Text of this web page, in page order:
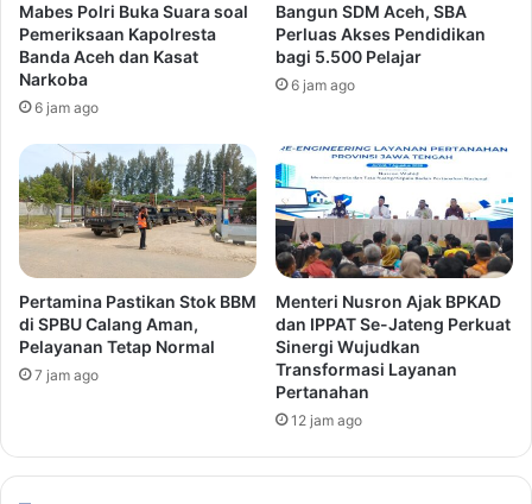
Mabes Polri Buka Suara soal
Pemeriksaan Kapolresta
Banda Aceh dan Kasat
Narkoba
6 jam ago
Bangun SDM Aceh, SBA
Perluas Akses Pendidikan
bagi 5.500 Pelajar
6 jam ago
Pertamina Pastikan Stok BBM
di SPBU Calang Aman,
Pelayanan Tetap Normal
7 jam ago
Menteri Nusron Ajak BPKAD
dan IPPAT Se-Jateng Perkuat
Sinergi Wujudkan
Transformasi Layanan
Pertanahan
12 jam ago